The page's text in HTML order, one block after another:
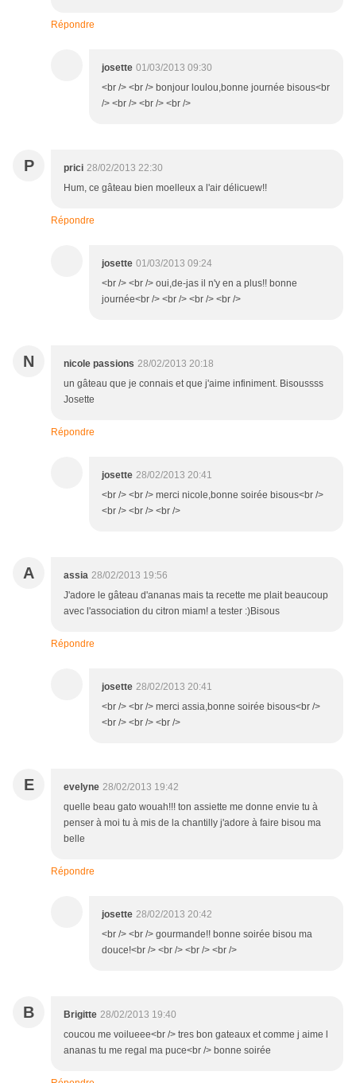
Répondre
josette 01/03/2013 09:30
<br /> <br /> bonjour loulou,bonne journée bisous<br
/> <br /> <br /> <br />
P prici 28/02/2013 22:30
Hum, ce gâteau bien moelleux a l'air délicuew!!
Répondre
josette 01/03/2013 09:24
<br /> <br /> oui,de-jas il n'y en a plus!! bonne
journée<br /> <br /> <br /> <br />
N nicole passions 28/02/2013 20:18
un gâteau que je connais et que j'aime infiniment. Bisoussss
Josette
Répondre
josette 28/02/2013 20:41
<br /> <br /> merci nicole,bonne soirée bisous<br />
<br /> <br /> <br />
A assia 28/02/2013 19:56
J'adore le gâteau d'ananas mais ta recette me plait beaucoup
avec l'association du citron miam! a tester :)Bisous
Répondre
josette 28/02/2013 20:41
<br /> <br /> merci assia,bonne soirée bisous<br />
<br /> <br /> <br />
E evelyne 28/02/2013 19:42
quelle beau gato wouah!!! ton assiette me donne envie tu à
penser à moi tu à mis de la chantilly j'adore à faire bisou ma
belle
Répondre
josette 28/02/2013 20:42
<br /> <br /> gourmande!! bonne soirée bisou ma
douce!<br /> <br /> <br /> <br />
B Brigitte 28/02/2013 19:40
coucou me voilueee<br /> tres bon gateaux et comme j aime l
ananas tu me regal ma puce<br /> bonne soirée